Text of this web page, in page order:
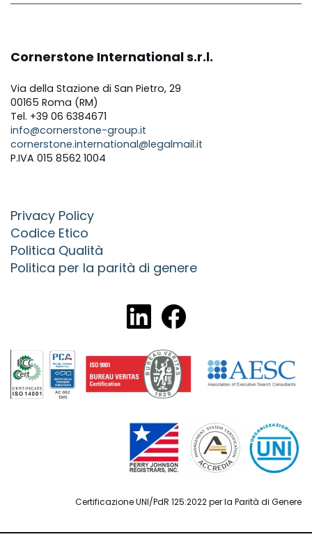
Cornerstone International s.r.l.
Via della Stazione di San Pietro, 29
00165 Roma (RM)
Tel. +39 06 6384671
info@cornerstone-group.it
cornerstone.international@legalmail.it
P.IVA 015 8562 1004
Privacy Policy
Codice Etico
Politica Qualità
Politica per la parità di genere
Certificazione UNI/PdR 125:2022 per la Parità di Genere